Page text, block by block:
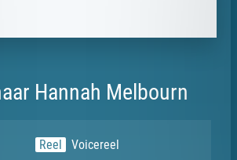
Hannah Melbourn
Reel Voicereel